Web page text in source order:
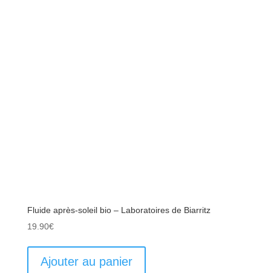
Fluide après-soleil bio – Laboratoires de Biarritz
19.90€
Ajouter au panier